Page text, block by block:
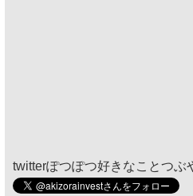
twitterぽつぽつ好きなことつぶ